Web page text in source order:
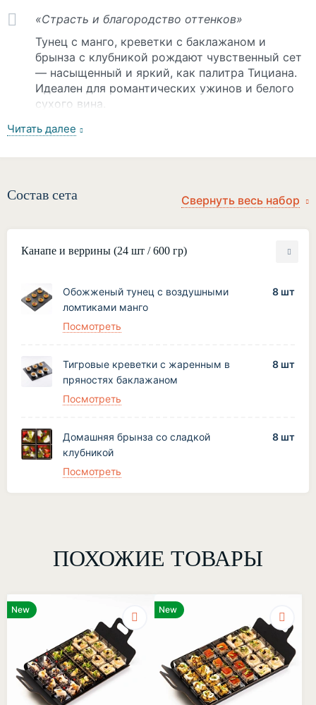
«Страсть и благородство оттенков»
Тунец с манго, креветки с баклажаном и
брынза с клубникой рождают чувственный сет
— насыщенный и яркий, как палитра Тициана.
Идеален для романтических ужинов и белого
сухого вина.
Состав сета
Канапе и веррины (24 шт / 600 гр)
Обожженый тунец с воздушными
ломтиками манго
Посмотреть
8 шт
Тигровые креветки с жаренным в
пряностях баклажаном
Посмотреть
8 шт
Домашняя брынза со сладкой
клубникой
Посмотреть
8 шт
ПОХОЖИЕ ТОВАРЫ
New New